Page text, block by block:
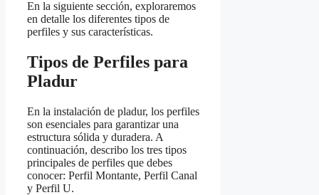
En la siguiente sección, exploraremos
en detalle los diferentes tipos de
perfiles y sus características.
Tipos de Perfiles para
Pladur
En la instalación de pladur, los perfiles
son esenciales para garantizar una
estructura sólida y duradera. A
continuación, describo los tres tipos
principales de perfiles que debes
conocer: Perfil Montante, Perfil Canal
y Perfil U.